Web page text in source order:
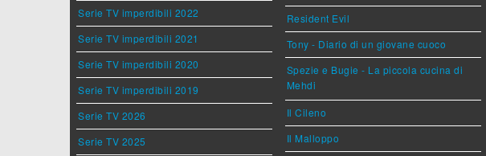
Serie TV imperdibili 2022
Serie TV imperdibili 2021
Serie TV imperdibili 2020
Serie TV imperdibili 2019
Serie TV 2026
Serie TV 2025
Resident Evil
Tony - Diario di un giovane cuoco
Spezie e Bugie - La piccola cucina di
Mehdi
Il Cileno
Il Malloppo